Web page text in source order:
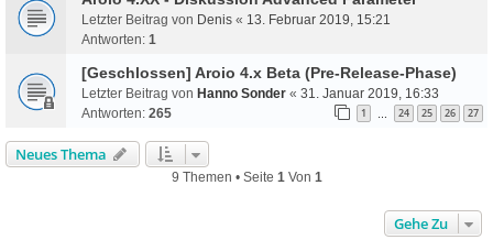
Letzter Beitrag von Denis « 13. Februar 2019, 15:21
Antworten: 1
[Geschlossen] Aroio 4.x Beta (Pre-Release-Phase)
Letzter Beitrag von Hanno Sonder « 31. Januar 2019, 16:33
Antworten: 265 1 … 24 25 26 27
Neues Thema
9 Themen • Seite 1 Von 1
Gehe Zu